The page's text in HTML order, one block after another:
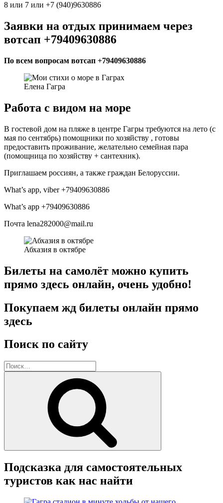
8 или 7 или +7 (940)9630886
Заявки на отдых принимаем через
вотсап +79409630886
По всем вопросам вотсап +79409630886
Елена Гагра
Работа с видом на море
В гостевой дом на пляже в центре Гагры требуются на лето (с
мая по сентябрь) помощники по хозяйству , готовы
предоставить проживание, желательно семейная пара
(помощница по хозяйству + сантехник).
Приглашаем россиян, а также граждан Белоруссии.
What’s app, viber +79409630886
What’s app +79409630886
Почта lena282000@mail.ru
Абхазия в октябре
Билеты на самолёт можно купить
прямо здесь онлайн, очень удобно!
Покупаем жд билеты онлайн прямо
здесь
Поиск по сайту
Искать:
Подсказка для самостоятельных
туристов как нас найти